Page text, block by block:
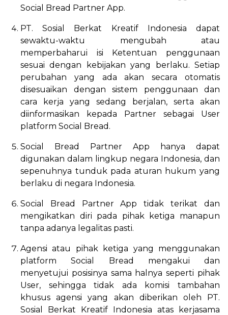
Social Bread Partner App.
PT. Sosial Berkat Kreatif Indonesia dapat
sewaktu-waktu mengubah atau
memperbaharui isi Ketentuan penggunaan
sesuai dengan kebijakan yang berlaku. Setiap
perubahan yang ada akan secara otomatis
disesuaikan dengan sistem penggunaan dan
cara kerja yang sedang berjalan, serta akan
diinformasikan kepada Partner sebagai User
platform Social Bread.
Social Bread Partner App hanya dapat
digunakan dalam lingkup negara Indonesia, dan
sepenuhnya tunduk pada aturan hukum yang
berlaku di negara Indonesia.
Social Bread Partner App tidak terikat dan
mengikatkan diri pada pihak ketiga manapun
tanpa adanya legalitas pasti.
Agensi atau pihak ketiga yang menggunakan
platform Social Bread mengakui dan
menyetujui posisinya sama halnya seperti pihak
User, sehingga tidak ada komisi tambahan
khusus agensi yang akan diberikan oleh PT.
Sosial Berkat Kreatif Indonesia atas kerjasama